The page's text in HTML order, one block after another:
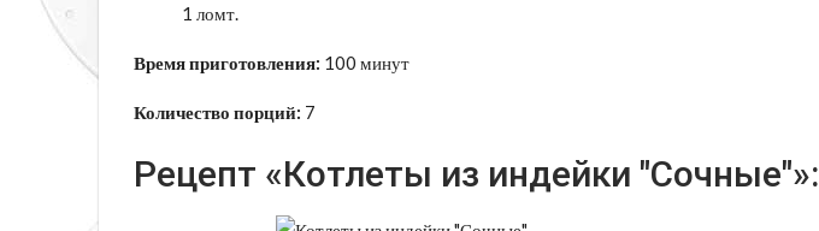
1 ломт.
Время приготовления: 100 минут
Количество порций: 7
Рецепт «Котлеты из индейки "Сочные"»: